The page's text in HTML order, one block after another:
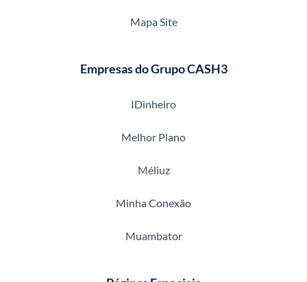
Mapa Site
Empresas do Grupo CASH3
IDinheiro
Melhor Plano
Méliuz
Minha Conexão
Muambator